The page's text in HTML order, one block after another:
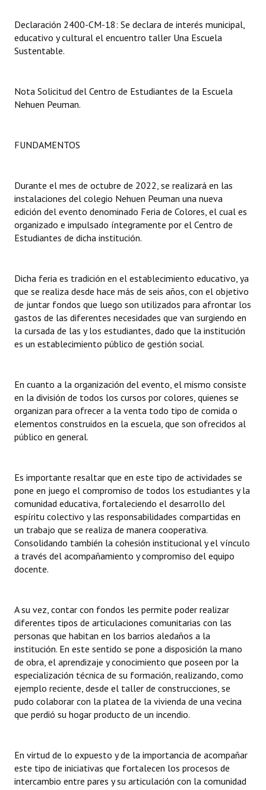
Actas de Sesión
Ejecución Presupuestaria
Actas de Audiencias Públicas
Declaraciones
Resoluciones
Resoluciones de Presidencia
Antiguos Pobladores
Noticias Destacadas
Registros y Distinciones
Premio al Mérito - Registro
Audiencias Públicas - Registro
Mujeres que Dejaron Huellas - Registro
Ciudadano Ilustre - Registro
Banca del Vecino - Registro
Huéspedes de Honor - Registro
Antiguos Pobladores - Registro
Bariloche, Municipio intercultural
Entrega de distinciones
REFORMA DE LA CARTA ORGÁNICA
Declaración 2400-CM-18: Se declara de interés municipal,
educativo y cultural el encuentro taller Una Escuela
Sustentable.
Nota Solicitud del Centro de Estudiantes de la Escuela
Nehuen Peuman.
FUNDAMENTOS
Durante el mes de octubre de 2022, se realizará en las
instalaciones del colegio Nehuen Peuman una nueva
edición del evento denominado Feria de Colores, el cual es
organizado e impulsado íntegramente por el Centro de
Estudiantes de dicha institución.
Dicha feria es tradición en el establecimiento educativo, ya
que se realiza desde hace más de seis años, con el objetivo
de juntar fondos que luego son utilizados para afrontar los
gastos de las diferentes necesidades que van surgiendo en
la cursada de las y los estudiantes, dado que la institución
es un establecimiento público de gestión social.
En cuanto a la organización del evento, el mismo consiste
en la división de todos los cursos por colores, quienes se
organizan para ofrecer a la venta todo tipo de comida o
elementos construidos en la escuela, que son ofrecidos al
público en general.
Es importante resaltar que en este tipo de actividades se
pone en juego el compromiso de todos los estudiantes y la
comunidad educativa, fortaleciendo el desarrollo del
espíritu colectivo y las responsabilidades compartidas en
un trabajo que se realiza de manera cooperativa.
Consolidando también la cohesión institucional y el vínculo
a través del acompañamiento y compromiso del equipo
docente.
A su vez, contar con fondos les permite poder realizar
diferentes tipos de articulaciones comunitarias con las
personas que habitan en los barrios aledaños a la
institución. En este sentido se pone a disposición la mano
de obra, el aprendizaje y conocimiento que poseen por la
especialización técnica de su formación, realizando, como
ejemplo reciente, desde el taller de construcciones, se
pudo colaborar con la platea de la vivienda de una vecina
que perdió su hogar producto de un incendio.
En virtud de lo expuesto y de la importancia de acompañar
este tipo de iniciativas que fortalecen los procesos de
intercambio entre pares y su articulación con la comunidad